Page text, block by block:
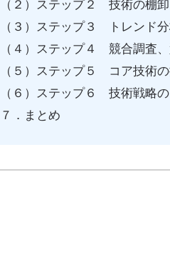
（２）ステップ２ 技術の棚
（３）ステップ３ トレンド分
（４）ステップ４ 競合調査
（５）ステップ５ コア技術
（６）ステップ６ 技術戦略
７．まとめ